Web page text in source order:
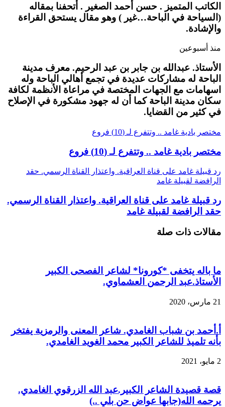
الكاتب المتميز . حسن أحمد الصغير . أتحفنا بمقاله
(السياحة في الباحة…غير ) وهو مقال يستحق القراءة
والإشادة.
منذ أسبوعين
الأستاذ. عبدالله بن جابر بن عبد الرحيم. معرف مدينة
الباحة له مشاركات عديدة في تجمع أهالي الباحة وله
اسهامات مع الجهات المختصة في مراعاة الأنظمة لكافة
سكان مدينة الباحة كما أن له جهود مشكورة في الإصلاح
في كثير من القضايا.
مختصر بادية غامد .. وتتفرع لـ (10) فروع
مختصر بادية غامد .. وتتفرع لـ (10) فروع
رد قبيلة غامد على قناة العراقية. واعتذار القناة الرسمي. حقد
الرافضة لقبيلة غامد
رد قبيلة غامد على قناة العراقية. واعتذار القناة الرسمي.
حقد الرافضة لقبيلة غامد
مقالات ذات صلة
ما باله يتخفى *كورونا* لشاعر الفصحى الكبير
الأستاذ.عبد الرحمن العشماوي.
21 مارس، 2020
أ.أحمد بن شباب الغامدي. شاعر المعنى والرمزية يفتخر
بأنه تلميذ للشاعر الكبير محمد الغويد الغامدي.
2 مايو، 2021
قصة قصيدة الشاعر الكبير.عبد الله الزرقوي الغامدي.
يرحمه الله(جابها عواض حن بلي ..)